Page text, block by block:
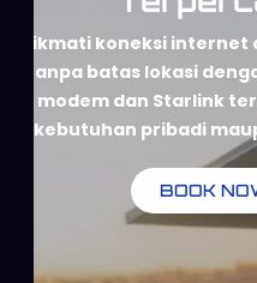
Nikmati koneksi
tanpa batas lokasi
modem dan Starlink
kebutuhan pribadi
BOOK